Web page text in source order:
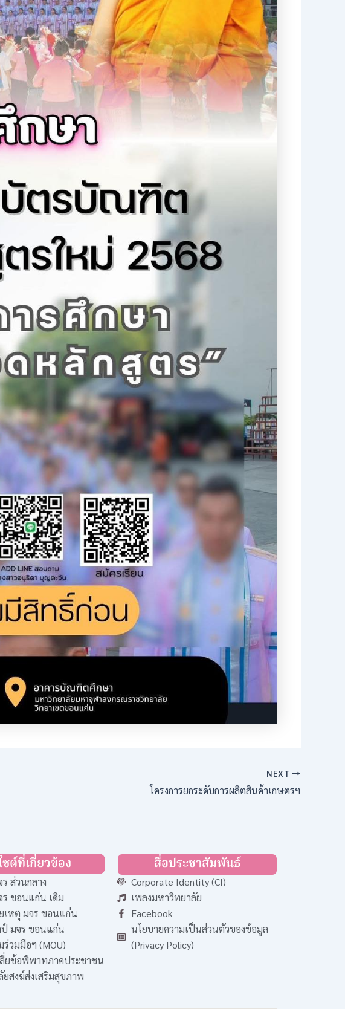
NEXT
โครงการยกระดับการผลิตสินค้าเกษตรฯ
ซต์ที่เกี่ยวข้อง
ส่วนกลาง
ร ขอนแก่น เดิม
เหตุ มจร ขอนแก่น
มจร ขอนแก่น
วมมือฯ (MOU)
ลี่ยข้อพิพาทภาคประชาชน
สงฆ์ส่งเสริมสุขภาพ
สื่อประชาสัมพันธ์
Corporate Identity (CI)
เพลงมหาวิทยาลัย
Facebook
นโยบายความเป็นส่วนตัวของข้อมูล
(Privacy Policy)